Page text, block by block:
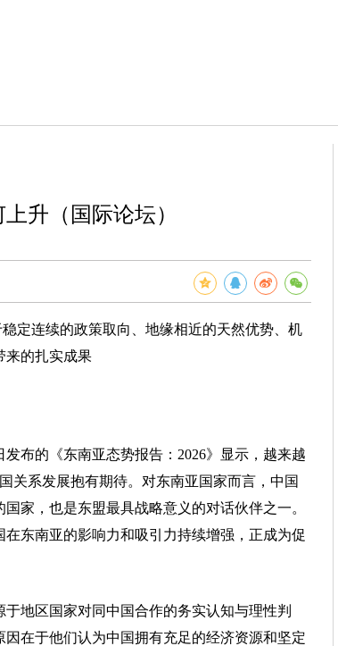
升（国际论坛）
连续的政策取向、地缘相近的天然优势、机
来的扎实成果
的《东南亚态势报告：2026》显示，越来越
关系发展抱有期待。对东南亚国家而言，中国
家，也是东盟最具战略意义的对话伙伴之一。
东南亚的影响力和吸引力持续增强，正成为促
区国家对同中国合作的务实认知与理性判
在于他们认为中国拥有充足的经济资源和坚定